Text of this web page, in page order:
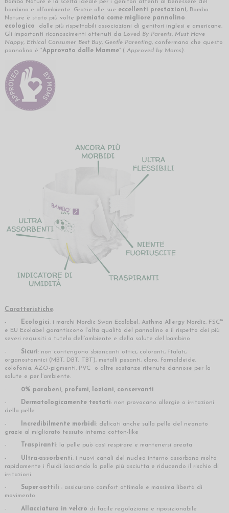
Bambo Nature è la scelta ideale per i genitori attenti al benessere del
bambino e all’ambiente. Grazie alle sue eccellenti prestazioni, Bambo
Nature è stato più volte premiato come migliore pannolino
ecologico dalle più rispettabili associazioni di genitori inglesi e americane.
Gli importanti riconoscimenti ottenuti da Loved By Parents, Must Have
Nappy, Ethical Consumer Best Buy, Gentle Parenting, confermano che questo
pannolino è “Approvato dalle Mamme” ( Approved by Moms).
Caratteristiche:
- Ecologici: i marchi Nordic Swan Ecolabel, Asthma Allergy Nordic, FSC™
e EU Ecolabel garantiscono l’alta qualità del pannolino e il rispetto dei più
severi requisiti a tutela dell’ambiente e della salute del bambino
- Sicuri: non contengono sbiancanti ottici, coloranti, ftalati,
organostannici (MBT, DBT, TBT), metalli pesanti, cloro, formaldeide,
colofonia, AZO-pigmenti, PVC o altre sostanze ritenute dannose per la
salute e per l’ambiente.
- 0% parabeni, profumi, lozioni, conservanti
- Dermatologicamente testati: non provocano allergie o irritazioni
della pelle
- Incredibilmente morbidi: delicati anche sulla pelle del neonato
grazie al migliorato tessuto interno cotton-like
- Traspiranti: la pelle può così respirare e mantenersi areata
- Ultra-assorbenti: i nuovi canali del nucleo interno assorbono molto
rapidamente i fluidi lasciando la pelle più asciutta e riducendo il rischio di
irritazioni
- Super-sottili : assicurano comfort ottimale e massima libertà di
movimento
- Allacciatura in velcro di facile regolazione e riposizionabile